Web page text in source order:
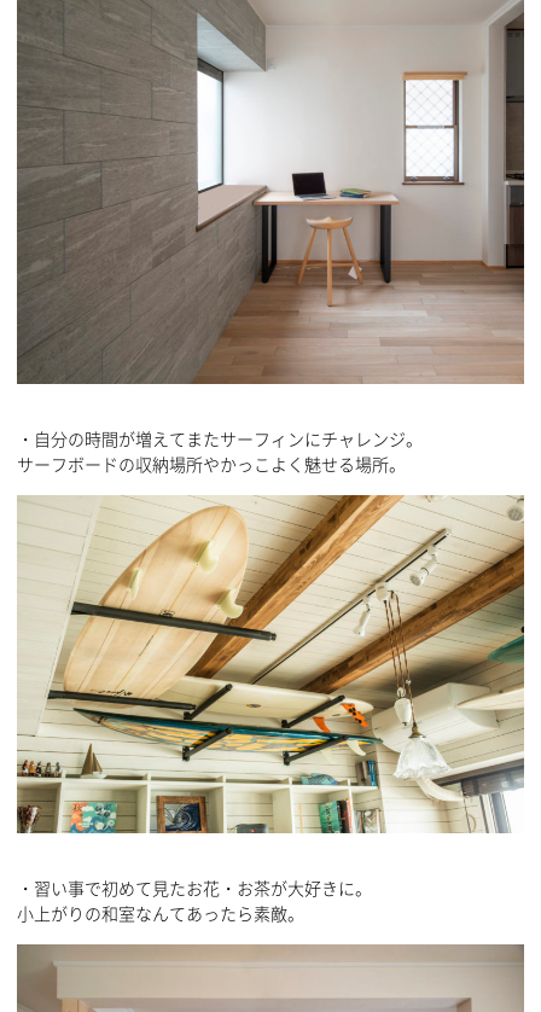
・自分の時間が増えてまたサーフィンにチャレンジ。
サーフボードの収納場所やかっこよく魅せる場所。
・習い事で初めて見たお花・お茶が大好きに。
小上がりの和室なんてあったら素敵。